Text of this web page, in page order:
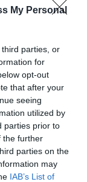
My Personal
parties, or
for
opt-out
that after your
seeing
utilized by
parties prior to
the further
parties on the
may
IAB’s List of
preferida de
d'actualitat